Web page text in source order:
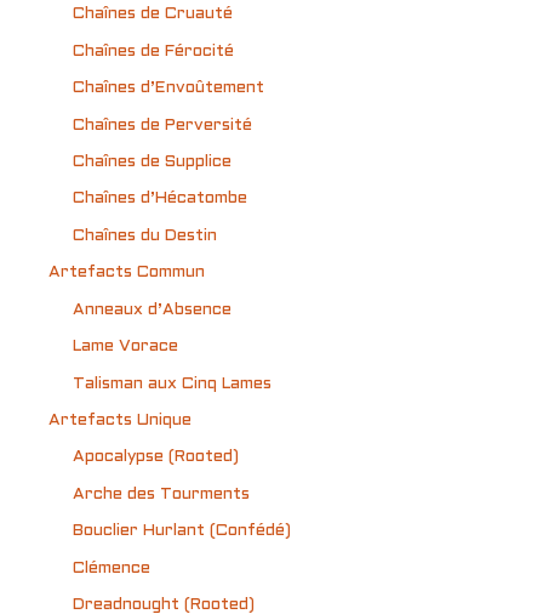
Chaînes de Cruauté
Chaînes de Férocité
Chaînes d’Envoûtement
Chaînes de Perversité
Chaînes de Supplice
Chaînes d’Hécatombe
Chaînes du Destin
Artefacts Commun
Anneaux d’Absence
Lame Vorace
Talisman aux Cinq Lames
Artefacts Unique
Apocalypse (Rooted)
Arche des Tourments
Bouclier Hurlant (Confédé)
Clémence
Dreadnought (Rooted)